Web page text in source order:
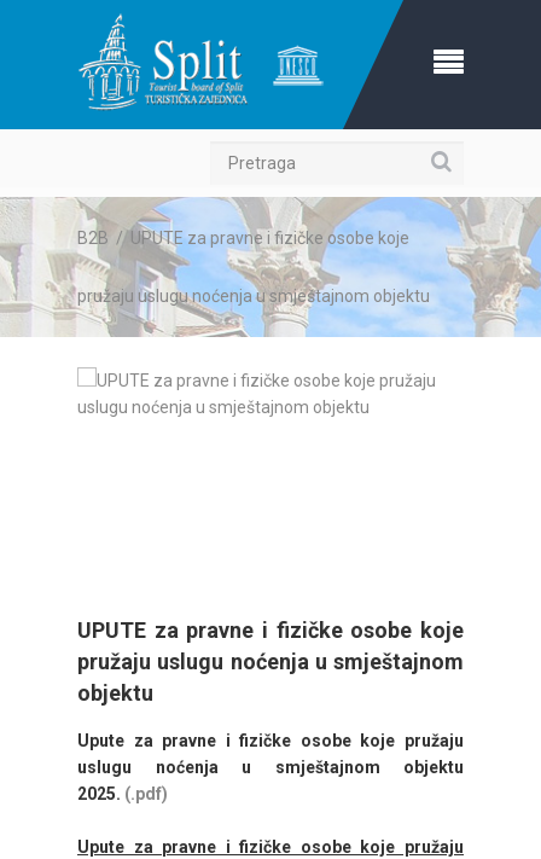
Pretraga
B2B / UPUTE za pravne i fizičke osobe koje
pružaju uslugu noćenja u smještajnom objektu
UPUTE za pravne i fizičke osobe koje
pružaju uslugu noćenja u smještajnom
objektu
Upute za pravne i fizičke osobe koje pružaju
uslugu noćenja u smještajnom objektu
2025. (.pdf)
Upute za pravne i fizičke osobe koje pružaju